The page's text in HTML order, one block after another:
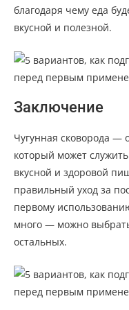
благодаря чему еда
вкусной и полезной.
Заключение
Чугунная сковорода —
который может
вкусной и здоровой
правильный уход за
первому
много — можно
остальных.